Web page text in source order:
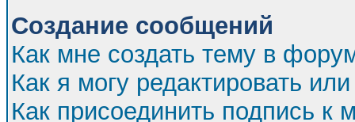
Создание сообщений
Как мне создать тему в
Как я могу редактировать
Как присоединить подпись